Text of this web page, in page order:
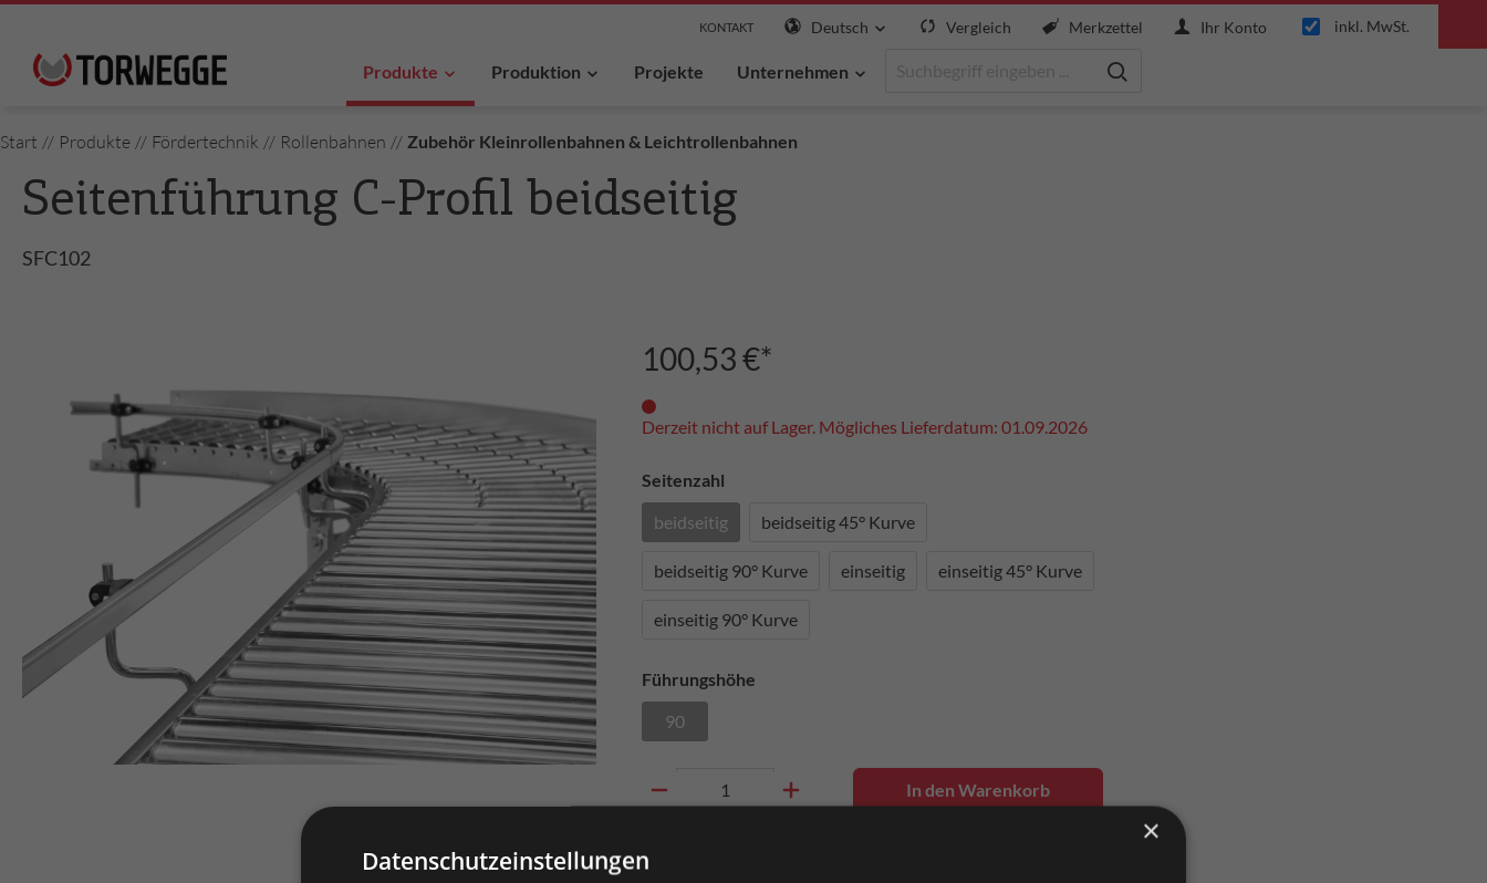
KONTAKT Deutsch Vergleich Merkzettel Ihr Konto inkl. MwSt.
Produkte Produktion Projekte Unternehmen
Start // Produkte // Fördertechnik // Rollenbahnen // Zubehör Kleinrollenbahnen & Leichtrollenbahnen
Seitenführung C-Profil beidseitig
SFC102
100,53 €*
Derzeit nicht auf Lager. Mögliches Lieferdatum: 01.09.2026
Seitenzahl
beidseitig
beidseitig 45° Kurve
beidseitig 90° Kurve einseitig einseitig 45° Kurve
einseitig 90° Kurve
Führungshöhe
90
In den Warenkorb
Artikel-Nr.
×
Datenschutzeinstellungen